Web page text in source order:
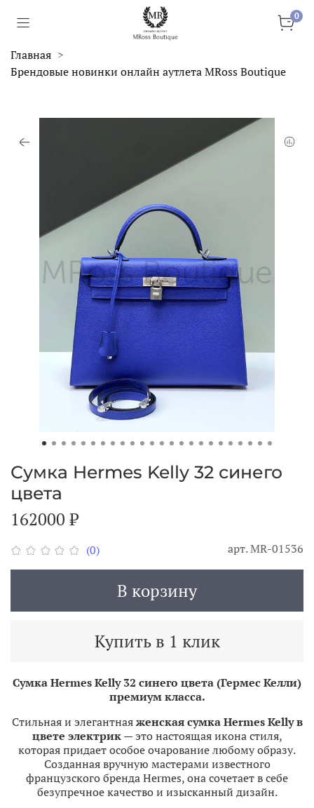
0
Главная
Брендовые новинки онлайн аутлета MRoss Boutique
(0) арт.MR-01536
Сумка Hermes Kelly 32 синего
цвета
162000 ₽
В корзину
Купить в 1 клик
Сумка Hermes Kelly 32 синего цвета (Гермес Келли)
премиум класса.
Стильная и элегантнаяженская сумка Hermes Kelly в
цвете электрик— это настоящая икона стиля,
которая придает особое очарование любому образу.
Созданная вручную мастерами известного
французского бренда Hermes, она сочетает в себе
безупречное качество и изысканный дизайн.